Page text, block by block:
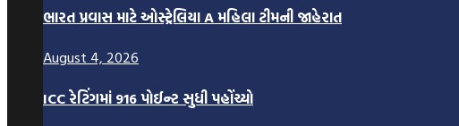
ભારત પ્રવાસ માટે ઓસ્ટ્રેલિયા A મહિલા ટીમની જાહેરાત
August 4, 2026
ICC રેટિંગમાં 916 પોઈન્ટ સુધી પહોંચ્યો